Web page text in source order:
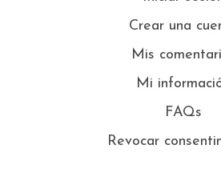
Crear una
Mis
Mi
FAQs
Revocar